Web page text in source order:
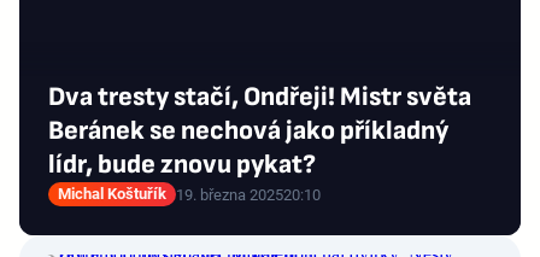
Dva tresty stačí, Ondřeji! Mistr světa
Beránek se nechová jako příkladný
lídr, bude znovu pykat?
Michal Koštuřík 19. března 202520:10